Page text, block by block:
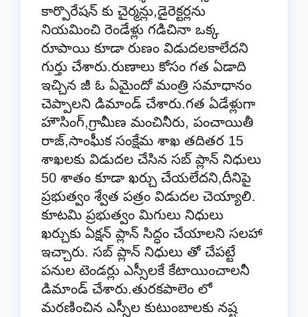
కార్పొరేషన్ కు చైర్మన్లు,డైరెక్టర్లను
నియమించి రెండేళ్లు గడిచినా ఒక్క
రూపాయి కూడా రుణం విడుదలకాలేదని
గుర్తు చేశారు.రుణాలు కోసం గత ఏడాది
ఇచ్చిన జీ ఓ ఏమైందో మంత్రి సమాధానం
చెప్పాలని డిమాండ్ చేశారు.గత ఏడేళ్లుగా
హౌసింగ్,గ్రామీణ మంచినీరు, పంచాయితీ
రాజ్,సాంఘీక సంక్షేమ శాఖ తదితర 15
శాఖలకు విడుదల చేసిన సబ్ ప్లాన్ నిధులు
50 శాతం కూడా ఖర్చు చేయలేదని,దీనిపై
ప్రభుత్వం శ్వేత పత్రం విడుదల చెయ్యాలి.
కూటమి ప్రభుత్వం మిగులు నిధులు
ఖర్చుకు ఏక్షన్ ప్లాన్ సిద్ధం చేయాలని సలహా
ఇచ్చారు. సబ్ ప్లాన్ నిధులు తో చేపట్టే
పనుల టెండర్లు ఎస్సీలకే కేటాయించాలనీ
డిమాండ్ చేశారు.తురకపాలెం లో
మరణించిన ఎస్సీల కుటుంబాలకు నష్ట